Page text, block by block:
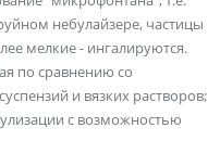
небулайзере, частицы
мелкие - ингалируются.
по сравнению со
и вязких растворов;
с возможностью